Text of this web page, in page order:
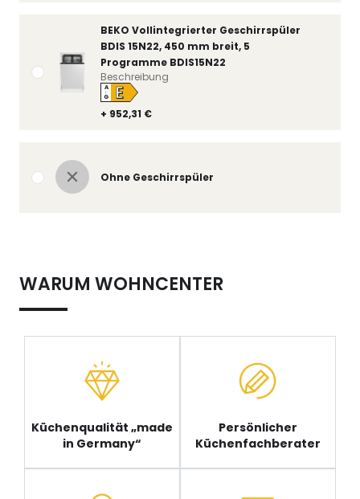
BEKO Vollintegrierter Geschirrspüler
BDIS 15N22, 450 mm breit, 5
Programme BDIS15N22
+ 952,31 €
A
↑
G E
Beschreibung
Ohne Geschirrspüler
WARUM WOHNCENTER
Küchenqualität „made
in Germany“
Persönlicher
Küchenfachberater